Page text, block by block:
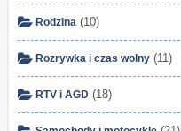
Rodzina (10)
Rozrywka i czas wolny (11)
RTV i AGD (18)